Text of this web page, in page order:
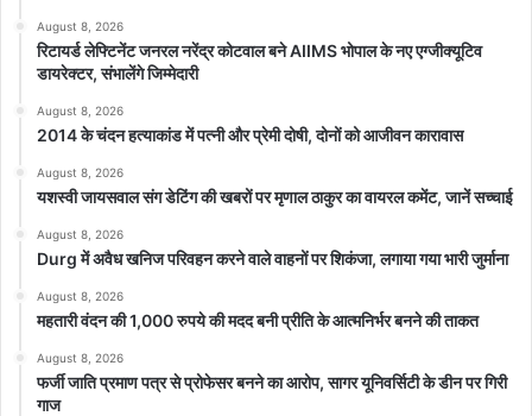
August 8, 2026
रिटायर्ड लेफ्टिनेंट जनरल नरेंद्र कोटवाल बने AIIMS भोपाल के नए एग्जीक्यूटिव
डायरेक्टर, संभालेंगे जिम्मेदारी
August 8, 2026
2014 के चंदन हत्याकांड में पत्नी और प्रेमी दोषी, दोनों को आजीवन कारावास
August 8, 2026
यशस्वी जायसवाल संग डेटिंग की खबरों पर मृणाल ठाकुर का वायरल कमेंट, जानें सच्चाई
August 8, 2026
Durg में अवैध खनिज परिवहन करने वाले वाहनों पर शिकंजा, लगाया गया भारी जुर्माना
August 8, 2026
महतारी वंदन की 1,000 रुपये की मदद बनी प्रीति के आत्मनिर्भर बनने की ताकत
August 8, 2026
फर्जी जाति प्रमाण पत्र से प्रोफेसर बनने का आरोप, सागर यूनिवर्सिटी के डीन पर गिरी
गाज